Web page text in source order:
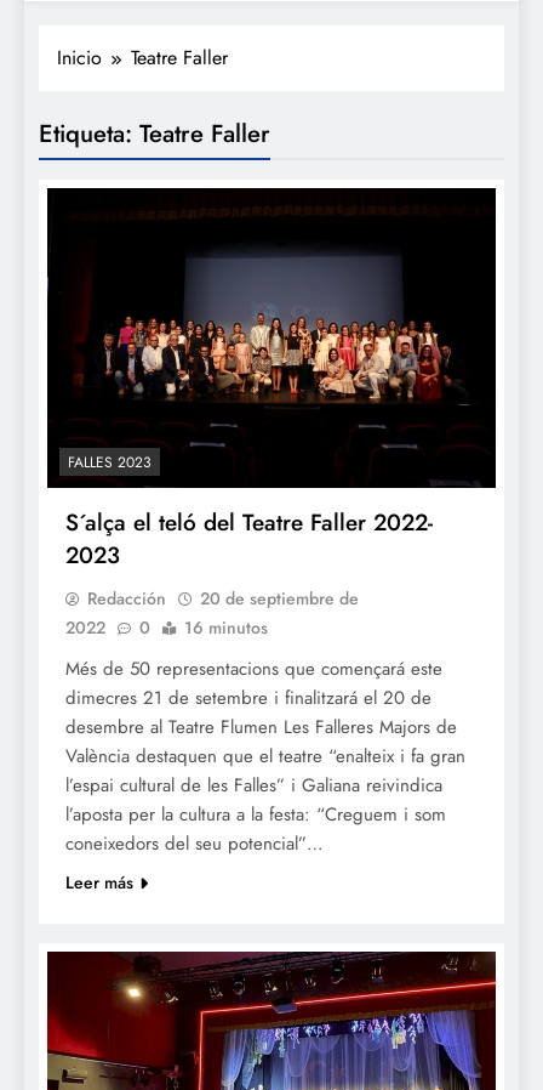
Inicio Teatre Faller
Etiqueta: Teatre Faller
FALLES 2023
S´alça el teló del Teatre Faller 2022-
2023
Redacción
20 de septiembre de
2022
0 16 minutos
Més de 50 representacions que començará este
dimecres 21 de setembre i finalitzará el 20 de
desembre al Teatre Flumen Les Falleres Majors de
València destaquen que el teatre “enalteix i fa gran
l’espai cultural de les Falles” i Galiana reivindica
l’aposta per la cultura a la festa: “Creguem i som
coneixedors del seu potencial”…
Leer más